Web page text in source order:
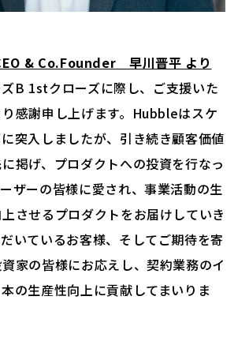
& Co.Founder 早川晋平 より
B 1stクローズに際し、ご支援いた
感謝申し上げます。Hubbleはスケ
突入しましたが、引き続き顧客価値
掲げ、プロダクトへの投資を行なっ
ザーの皆様に愛され、事業活動の生
させるプロダクトをお届けしていき
いているお客様、そしてご期待を寄
家の皆様にお応えし、契約業務のイ
の生産性向上に貢献してまいりま